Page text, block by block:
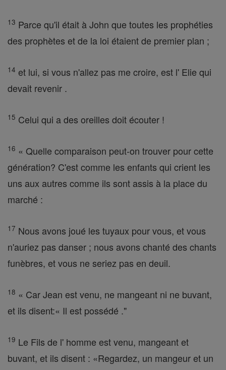
13 Parce qu'il était à John que toutes les prophéties
des prophètes et de la loi étaient de premier plan ;
14 et lui, si vous n'allez pas me croire, est l' Elie qui
devait revenir .
15 Celui qui a des oreilles doit écouter !
16 « Quelle comparaison peut-on trouver pour cette
génération? C'est comme les enfants qui crient les
uns aux autres comme ils sont assis à la place du
marché :
17 Nous avons joué les tuyaux pour vous, et vous
n'auriez pas danser ; nous avons chanté des chants
funèbres, et vous ne seriez pas en deuil.
18 « Car Jean est venu, ne mangeant ni ne buvant,
et ils disent:« Il est possédé ."
19 Le Fils de l' homme est venu, mangeant et
buvant, et ils disent : «Regardez, un mangeur et un